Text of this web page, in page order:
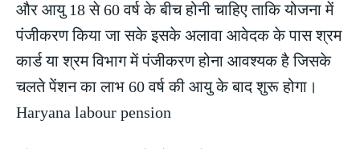
और आयु 18 से 60 वर्ष के बीच होनी चाहिए ताकि योजना में
पंजीकरण किया जा सके इसके अलावा आवेदक के पास श्रम
कार्ड या श्रम विभाग में पंजीकरण होना आवश्यक है जिसके
चलते पेंशन का लाभ 60 वर्ष की आयु के बाद शुरू होगा।
Haryana labour pension